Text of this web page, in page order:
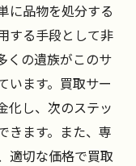
に品物を処分する
する手段として非
くの遺族がこのサ
います。買取サー
化し、次のステッ
きます。また、専
適切な価格で買取